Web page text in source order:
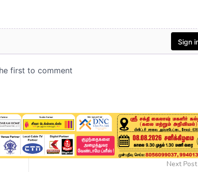
Next Post